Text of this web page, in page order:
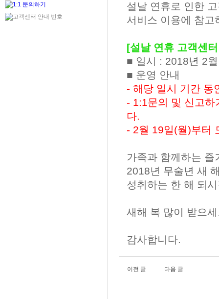
설날 연휴로 인한
서비스 이용에 참고
[설날 연휴 고객센
■ 일시 : 2018년 2
■ 운영 안내
- 해당 일시 기간 동
- 1:1문의 및 신고
다.
- 2월 19일(월)부터
가족과 함께하는
2018년 무술년 새
성취하는 한 해 되
새해 복 많이 받으
감사합니다.
이전 글 다음 글